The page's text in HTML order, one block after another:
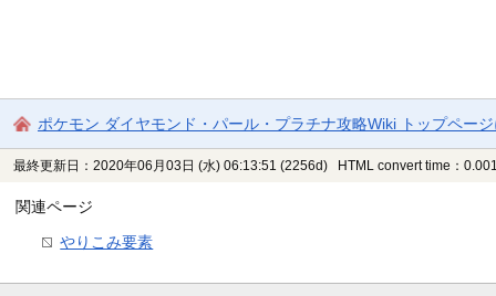
ポケモン ダイヤモンド・パール・プラチナ攻略Wiki トップペー
最終更新日：2020年06月03日 (水) 06:13:51 (2256d) HTML convert time：
関連ページ
やりこみ要素